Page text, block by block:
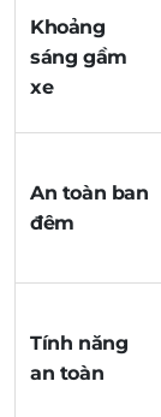
Khoảng
sáng gầm
xe
An toàn ban
đêm
Tính năng
an toàn